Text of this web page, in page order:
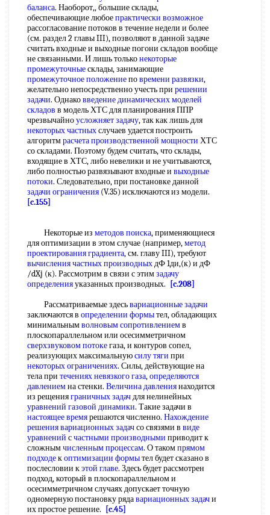
баланса. Наоборот,, большие склады,
обеспечивающие любоепрактически возможное
рассогласование потоков в течение недели и более
(см. раздел 2 главы III), позволяют в данной задаче
считать входные и выходные погони складов вообще
не связанными. И лишь тольконекоторые
промежуточныесклады, занимающие
промежуточное положениеповремени развязки,
желательно непосредственно учесть при решении
задачи. Однаковведение динамическихмоделей
складов в модель ХТС для планирования ППР
чрезвычайноусложняет задачу, так как лишь для
некоторых частныхслучаев удается построить
алгоритмрасчета производственной мощности ХТС
со складами. Поэтому будем считать, что склады,
входящие в ХТС, либо невелики и не учитываются,
либо полностью развязывают входные и выходные
потоки. Следовательно, при постановке данной
задачи ограничения (V.35) исключаются из модели.
[c.155]
Некоторые из методов поиска, применяющиеся
для оптимизации в этом случае (например,метод
проектирования градиента, см. главу III), требуют
вычисления частных производныхдФ 1ди,(к) и дФ
/dXj (к). Рассмотрим в связи с этимзадачу
определенияуказанных производных.
[c.208]
Рассматриваемые здесьвариационные задачи
заключаются в определении формытел, обладающих
минимальнымволновым сопротивлениемв
плоскопараллельном или осесимметричном
сверхзвуковом потокегаза, и контуров сопел,
реализующих максимальнуюсилу тяги при
некоторых ограничениях. Силы, действующие на
тела при течениях невязкого газа,определяются
давлениемна стенки. Величина давлениянаходится
из рещенияграничных задачдля нелинейных
уравнений газовой динамики. Такие задачи в
настоящее времярешаются численно. Нахождение
решениявариационных задачсо связями в виде
уравнений счастными производными приводит к
сложнымчисленным процессам. О такомпрямом
подходекоптимизации формытел будет сказано в
послесловии кэтой главе. Здесь будет рассмотрен
подход, который в плоскопараллельном и
осесимметричном случаях допускает точную
одномерную постановку рядавариационных задачи
их простое решение.
[c.45]